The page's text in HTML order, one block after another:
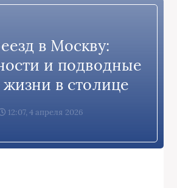
в Москву:
и подводные
в столице
12:07, 4 апреля 2026